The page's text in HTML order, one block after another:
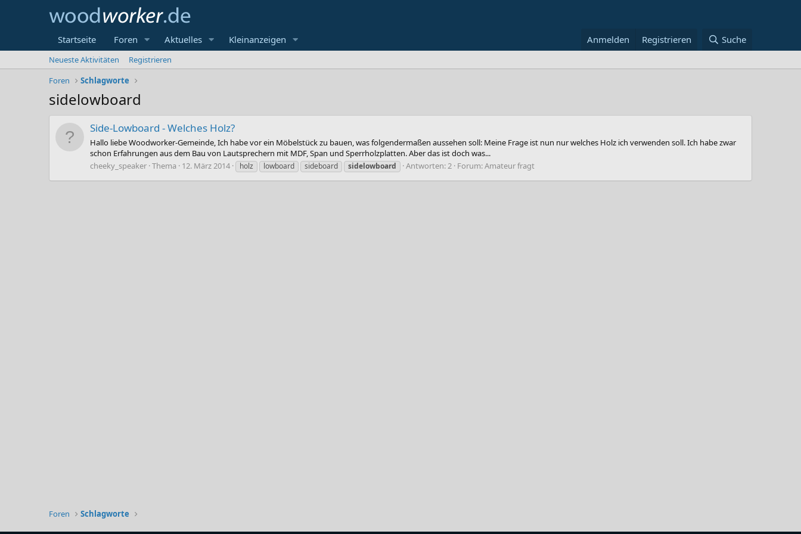
Startseite Foren Aktuelles Kleinanzeigen Anmelden Registrieren Suche
Neueste Aktivitäten
Registrieren
Foren
Schlagworte
sidelowboard
Side-Lowboard - Welches Holz?
Hallo liebe Woodworker-Gemeinde, Ich habe vor ein Möbelstück zu bauen, was folgendermaßen aussehen soll: Meine Frage ist nun nur welches Holz ich verwenden soll. Ich habe zwar
schon Erfahrungen aus dem Bau von Lautsprechern mit MDF, Span und Sperrholzplatten. Aber das ist doch was...
cheeky_speaker Thema 12. März 2014 holz lowboard sideboard sidelowboard Antworten: 2 Forum:Amateur fragt
Foren Schlagworte